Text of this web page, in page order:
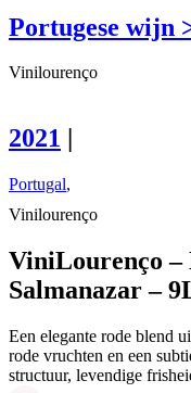
Portugese wijn
Vinilourenço
2021
Portugal,
Vinilourenço
ViniLourenço –
Salmanazar –
Een elegante rode blend
rode vruchten en een
structuur, levendige